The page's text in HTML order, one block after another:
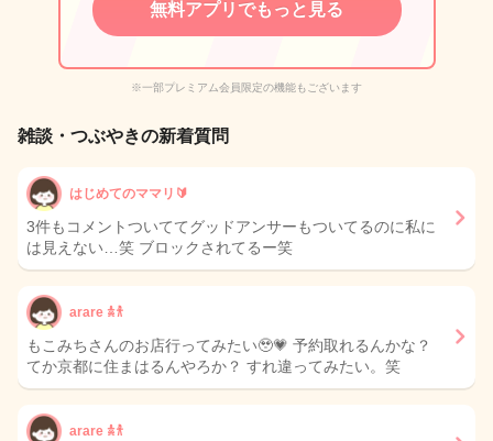
無料アプリでもっと見る
※一部プレミアム会員限定の機能もございます
雑談・つぶやきの新着質問
はじめてのママリ🔰
3件もコメントついててグッドアンサーもついてるのに私に
は見えない…笑 ブロックされてるー笑
arare 𖠋𐀪
もこみちさんのお店行ってみたい🥹💗 予約取れるんかな？
てか京都に住まはるんやろか？ すれ違ってみたい。笑
arare 𖠋𐀪